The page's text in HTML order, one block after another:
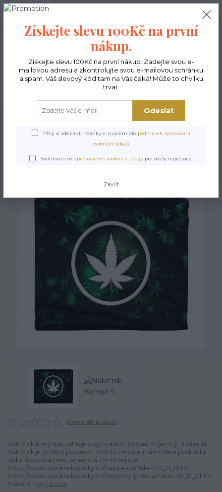
0,00 Kč
Úvod Čepice dámské a nákrčníky
Nákrčník - Konopí 4
Ohodnotit produkt
Nákrčník který Vás zahřeje v sychravém počasí. Příjemný materiál.
Nákrčník je podšitý polarem. S tímto motivem si můžete poskládat
sadu: Šopovka přes rameno a Zimní čepice.
https://www.vysnenekabelky.cz/Cepice-damske-c27_0_1.htm
https://www.vysnenekabelky.cz/Sopovky-pres-rameno-c8_13_2.htm
Mareriá... celý popis
Získejte slevu 100Kč na první
nákup.
Získejte slevu 100Kč na první nákup. Zadejte svou e-
mailovou adresu a zkontrolujte svou e-mailovou schránku
a spam. Váš slevový kód tam na Vás čeká! Může to chvilku
trvat.
Odeslat
Přeji si odebírat novinky e-mailem dle podmínek zpracování
osobních údajů.
Souhlasím se zpracováním osobních údajů pro účely registrace.
Zavřít